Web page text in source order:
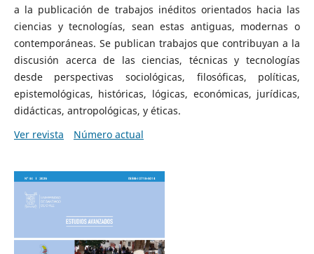
a la publicación de trabajos inéditos orientados hacia las
ciencias y tecnologías, sean estas antiguas, modernas o
contemporáneas. Se publican trabajos que contribuyan a la
discusión acerca de las ciencias, técnicas y tecnologías
desde perspectivas sociológicas, filosóficas, políticas,
epistemológicas, históricas, lógicas, económicas, jurídicas,
didácticas, antropológicas, y éticas.
Ver revista
Número actual